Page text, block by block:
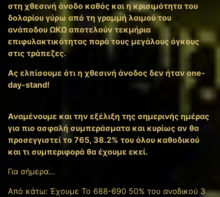
στη χθεσινή άνοδο καθός και η κρισιμότητα του
δολαρίου γύρω από τη γραμμή λαιμού του
ανάποδου ΩΚΩ αποτελούν τεκμήρια
επιφυλακτικότητας παρά τους μεγάλους όγκους
στις τράπεζες.
Ας ελπίσουμε ότι η χθεσινή άνοδος δεν ήταν one-
day-stand!
Αναμένουμε και την εξέλιξη της σημερινής ημέρας
για πιο ασφαλή συμπεράσματα και κυρίως αν θα
προσεγγιστεί το 765, 38.2% του όλου καθοδικού
και τι συμπεριφορά θα έχουμε εκεί.
Για σήμερα…
Από κάτω: Έχουμε Το 688-690 50% του ανοδικού 3